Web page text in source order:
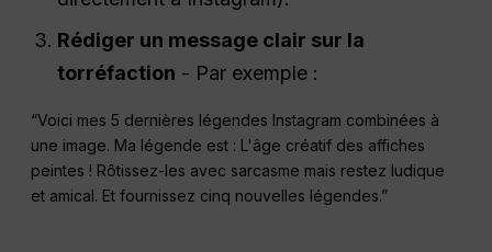
Rédiger un message clair sur la
torréfaction - Par exemple :
“Voici mes 5 dernières légendes Instagram combinées à
une image. Ma légende est : L'âge créatif des affiches
peintes ! Rôtissez-les avec sarcasme mais restez ludique
et amical. Et fournissez cinq nouvelles légendes.”